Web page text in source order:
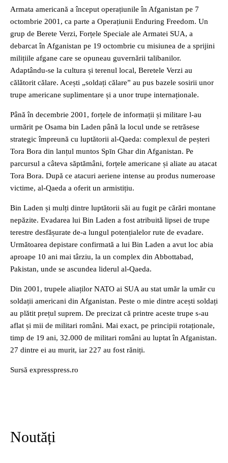
Armata americană a început operațiunile în Afganistan pe 7
octombrie 2001, ca parte a Operațiunii Enduring Freedom. Un
grup de Berete Verzi, Forțele Speciale ale Armatei SUA, a
debarcat în Afganistan pe 19 octombrie cu misiunea de a sprijini
milițiile afgane care se opuneau guvernării talibanilor.
Adaptându-se la cultura și terenul local, Beretele Verzi au
călătorit călare. Acești „soldați călare” au pus bazele sosirii unor
trupe americane suplimentare și a unor trupe internaționale.
Până în decembrie 2001, forțele de informații și militare l-au
urmărit pe Osama bin Laden până la locul unde se retrăsese
strategic împreună cu luptătorii al-Qaeda: complexul de peșteri
Tora Bora din lanțul muntos Spīn Ghar din Afganistan. Pe
parcursul a câteva săptămâni, forțele americane și aliate au atacat
Tora Bora. După ce atacuri aeriene intense au produs numeroase
victime, al-Qaeda a oferit un armistițiu.
Bin Laden și mulți dintre luptătorii săi au fugit pe cărări montane
nepăzite. Evadarea lui Bin Laden a fost atribuită lipsei de trupe
terestre desfășurate de-a lungul potențialelor rute de evadare.
Următoarea depistare confirmată a lui Bin Laden a avut loc abia
aproape 10 ani mai târziu, la un complex din Abbottabad,
Pakistan, unde se ascundea liderul al-Qaeda.
Din 2001, trupele aliaților NATO ai SUA au stat umăr la umăr cu
soldații americani din Afganistan. Peste o mie dintre acești soldați
au plătit prețul suprem. De precizat că printre aceste trupe s-au
aflat și mii de militari români. Mai exact, pe principii rotaționale,
timp de 19 ani, 32.000 de militari români au luptat în Afganistan.
27 dintre ei au murit, iar 227 au fost răniți.
Sursă expresspress.ro
Noutăți